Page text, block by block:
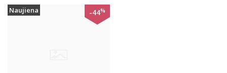
Naujiena -44%